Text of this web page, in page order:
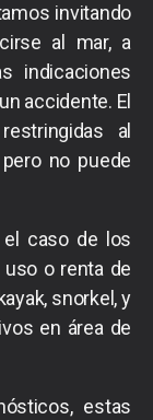
invitando
al mar, a
indicaciones
accidente. El
al
no puede
el caso de los
o renta de
snorkel, y
en área de
estas